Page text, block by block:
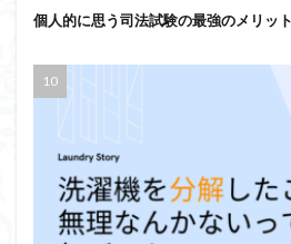
個人的に思う司法試験の最強のメリット